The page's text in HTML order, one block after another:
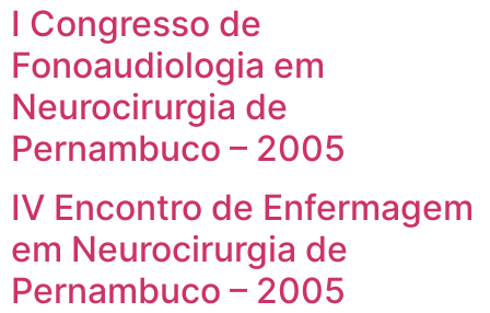
I Congresso de
Fonoaudiologia em
Neurocirurgia de
Pernambuco – 2005
IV Encontro de Enfermagem
em Neurocirurgia de
Pernambuco – 2005